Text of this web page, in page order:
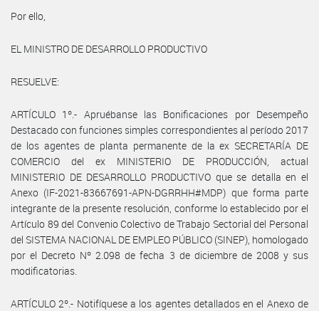
Por ello,
EL MINISTRO DE DESARROLLO PRODUCTIVO
RESUELVE:
ARTÍCULO 1º.- Apruébanse las Bonificaciones por Desempeño
Destacado con funciones simples correspondientes al período 2017
de los agentes de planta permanente de la ex SECRETARÍA DE
COMERCIO del ex MINISTERIO DE PRODUCCIÓN, actual
MINISTERIO DE DESARROLLO PRODUCTIVO que se detalla en el
Anexo (IF-2021-83667691-APN-DGRRHH#MDP) que forma parte
integrante de la presente resolución, conforme lo establecido por el
Artículo 89 del Convenio Colectivo de Trabajo Sectorial del Personal
del SISTEMA NACIONAL DE EMPLEO PÚBLICO (SINEP), homologado
por el Decreto Nº 2.098 de fecha 3 de diciembre de 2008 y sus
modificatorias.
ARTÍCULO 2º.- Notifíquese a los agentes detallados en el Anexo de